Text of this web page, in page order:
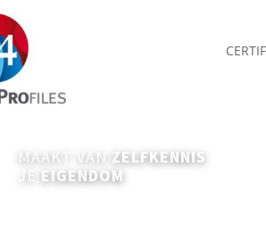
MAAKT VAN ZELFKENNIS
JE
EIGENDOM